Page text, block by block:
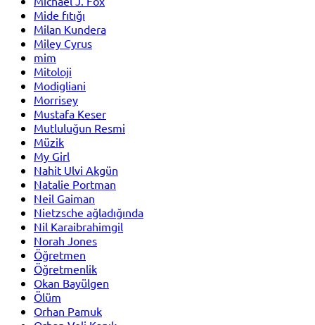
Mide fıtığı
Milan Kundera
Miley Cyrus
mim
Mitoloji
Modigliani
Morrisey
Mustafa Keser
Mutluluğun Resmi
Müzik
My Girl
Nahit Ulvi Akgün
Natalie Portman
Neil Gaiman
Nietzsche ağladığında
Nil Karaibrahimgil
Norah Jones
Öğretmen
Öğretmenlik
Okan Bayülgen
Ölüm
Orhan Pamuk